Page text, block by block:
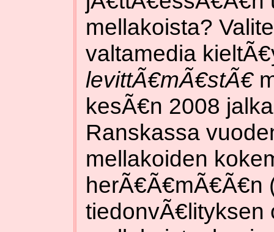
mellakoista?
valtamedia
levittÃ€mÃ€stÃ€
kesÃ€n 2008
Ranskassa
mellakoiden
herÃ€Ã€mÃ€Ã€n
tiedonvÃ€lityksen